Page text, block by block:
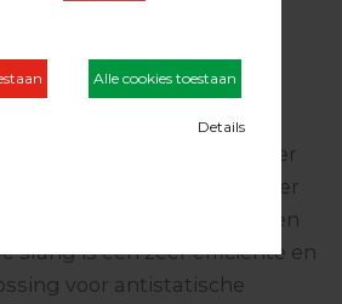
heeft een
<108 Ohm dankzij het
de slang.
combineert zeer
eigenschappen met super
eigenschappen en geen
slang is een zeer efficiënte en
voor antistatische